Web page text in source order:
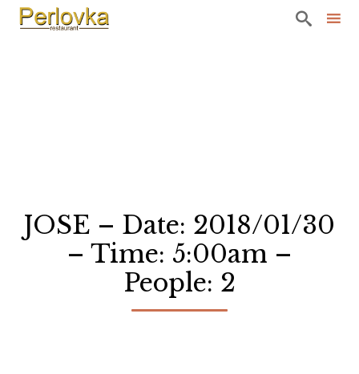

JOSE – Date: 2018/01/30
– Time: 5:00am –
People: 2